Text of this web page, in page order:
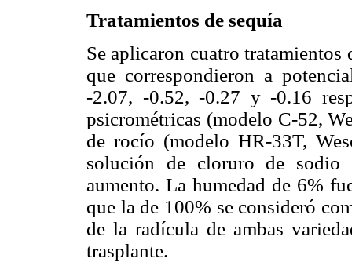
Tratamientos de sequía
Se aplicaron cuatro
que correspondieron a
-2.07, -0.52, -0.27 y -0.16
psicrométricas (modelo C-52,
de rocío (modelo HR-33T,
solución de cloruro de sodio
aumento. La humedad de 6%
que la de 100% se consideró
de la radícula de ambas
trasplante.